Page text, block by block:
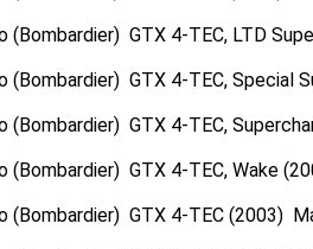
(Bombardier) GTX 4-TEC, LTD
(Bombardier) GTX 4-TEC, Special
(Bombardier) GTX 4-TEC,
(Bombardier) GTX 4-TEC, Wake
(Bombardier) GTX 4-TEC (2003)